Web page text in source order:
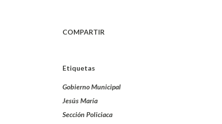
COMPARTIR
Etiquetas
Gobierno Municipal
Jesús María
Sección Policiaca